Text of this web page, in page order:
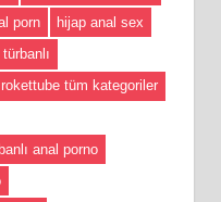
porn
hijap anal sex
rokettube tüm kategoriler
anal porno